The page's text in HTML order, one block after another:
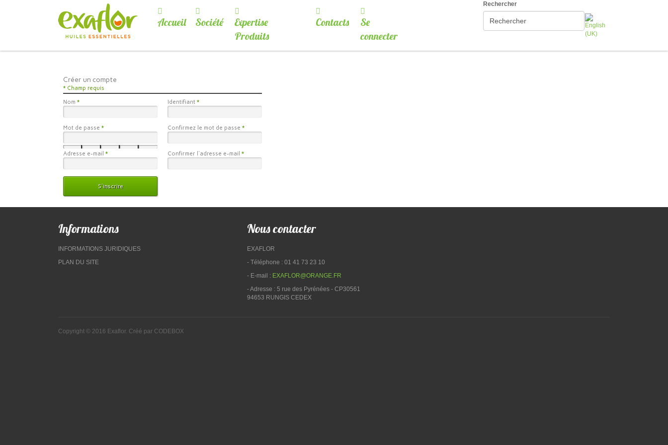
Accueil Société
Expertise
Produits
Contacts
Se
connecter
Rechercher
Créer un compte
* Champ requis
Nom Identifiant
Mot de passe Confirmez le mot de passe
Adresse e-mail Confirmer l'adresse e-mail
S'inscrire
Informations
INFORMATIONS JURIDIQUES
PLAN DU SITE
Nous contacter
EXAFLOR
- Téléphone : 01 41 73 23 10
- E-mail : EXAFLOR@ORANGE.FR
- Adresse : 5 rue des Pyrénées - CP30561
94653 RUNGIS CEDEX
Copyright © 2016 Exaflor. Créé par CODEBOX